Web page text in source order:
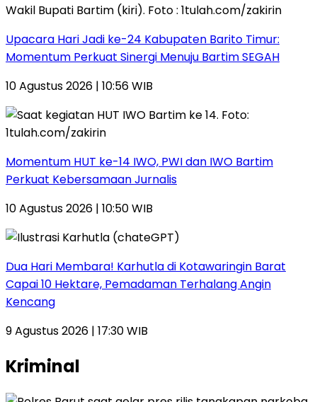
Upacara Hari Jadi ke-24 Kabupaten Barito Timur:
Momentum Perkuat Sinergi Menuju Bartim SEGAH
10 Agustus 2026 | 10:56 WIB
Momentum HUT ke-14 IWO, PWI dan IWO Bartim
Perkuat Kebersamaan Jurnalis
10 Agustus 2026 | 10:50 WIB
Dua Hari Membara! Karhutla di Kotawaringin Barat
Capai 10 Hektare, Pemadaman Terhalang Angin
Kencang
9 Agustus 2026 | 17:30 WIB
Kriminal